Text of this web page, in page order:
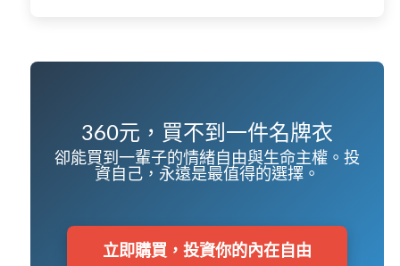
360元，買不到一件名牌衣
卻能買到一輩子的情緒自由與生命主權。投
資自己，永遠是最值得的選擇。
立即購買，投資你的內在自由